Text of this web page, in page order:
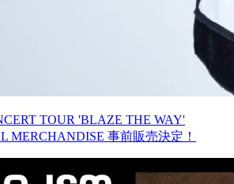
TOUR 'BLAZE THE WAY'
MERCHANDISE 事前販売決定！